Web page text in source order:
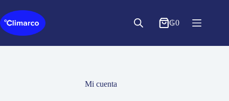
al
contenido
₲0
Mi cuenta